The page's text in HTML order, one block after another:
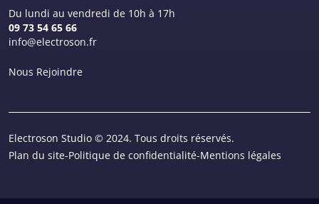
Du lundi au vendredi de 10h à 17h
09 73 54 65 66
info@electroson.fr
Nous Rejoindre
Electroson Studio © 2024. Tous droits réservés.
Plan du site-Politique de confidentialité-Mentions légales